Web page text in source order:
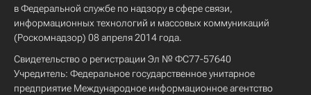
в Федеральной службе по надзору в сфере связи,
информационных технологий и массовых коммуникаций
(Роскомнадзор) 08 апреля 2014 года.
Свидетельство о регистрации Эл № ФС77-57640
Учредитель: Федеральное государственное унитарное
предприятие Международное информационное агентство